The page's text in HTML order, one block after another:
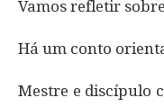
Vamos refletir
Há um conto
Mestre e discípulo